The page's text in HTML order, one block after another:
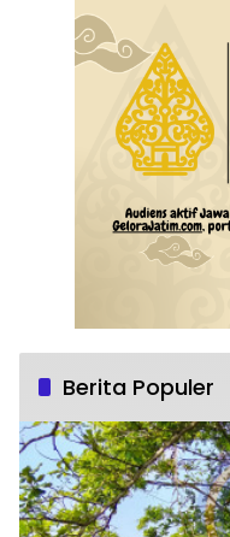
Berita Populer